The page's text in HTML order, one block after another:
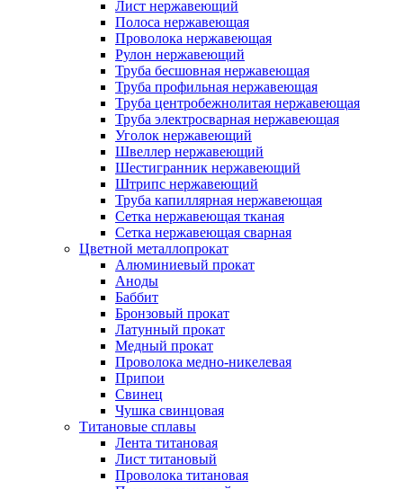
Лист нержавеющий
Полоса нержавеющая
Проволока нержавеющая
Рулон нержавеющий
Труба бесшовная нержавеющая
Труба профильная нержавеющая
Труба центробежнолитая нержавеющая
Труба электросварная нержавеющая
Уголок нержавеющий
Швеллер нержавеющий
Шестигранник нержавеющий
Штрипс нержавеющий
Труба капиллярная нержавеющая
Сетка нержавеющая тканая
Сетка нержавеющая сварная
Цветной металлопрокат
Алюминиевый прокат
Аноды
Баббит
Бронзовый прокат
Латунный прокат
Медный прокат
Проволока медно-никелевая
Припои
Свинец
Чушка свинцовая
Титановые сплавы
Лента титановая
Лист титановый
Проволока титановая